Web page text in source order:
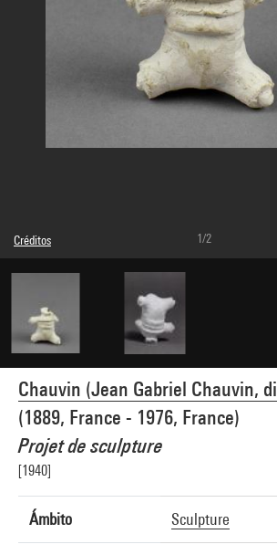
Chauvin (Jean Gabriel Chauvin,
(1889, France - 1976, France)
Projet de sculpture
[1940]
Ámbito Sculpture
Créditos
© Chauvin
Créditos fotográficos : Centre Pompidou, MNAM-CCI/
Referencia de la imagen : 4N57762
Difusión de la imagen :
GrandPalaisRmnPhoto
1/2